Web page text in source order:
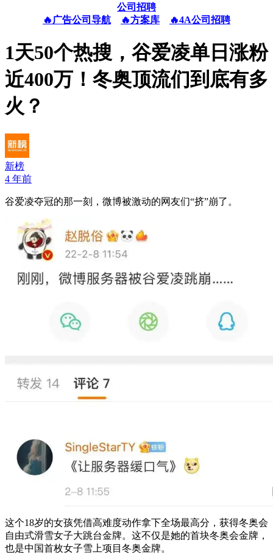
公司招聘
🔥广告公司导航
🔥方案库 🔥4A公司招聘
1天50个热搜，谷爱凌单日涨粉
近400万！冬奥顶流们到底有多
火？
新榜
4 年前
谷爱凌夺冠的那一刻，微博被激动的网友们“挤”崩了。
这个18岁的女孩凭借高难度动作拿下全场最高分，获得冬奥会
自由式滑雪女子大跳台金牌。这不仅是她的首块冬奥会金牌，
也是中国首枚女子雪上项目冬奥金牌。